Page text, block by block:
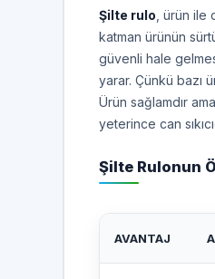
Şilte rulo , ürün
katman ürünün
güvenli hale
yarar. Çünkü bazı
Ürün sağlamdır
yeterince can
Şilte Rulonun
AVANTAJ